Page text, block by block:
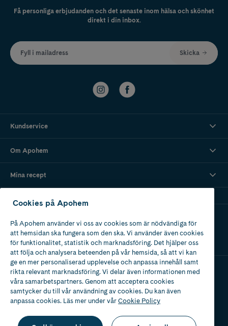
Få personliga erbjudanden och det senaste inom hälsa och skönhet
direkt i din inbox.
Fyll i mailadress Skicka
Kundservice
Om Apohem
Mina recept
Apotek med tillstånd
av Läkemedelsverket
Cookies på Apohem
På Apohem använder vi oss av cookies som är nödvändiga för
att hemsidan ska fungera som den ska. Vi använder även cookies
för funktionalitet, statistik och marknadsföring. Det hjälper oss
att följa och analysera beteenden på vår hemsida, så att vi kan
ge en mer personaliserad upplevelse och anpassa innehåll samt
rikta relevant marknadsföring. Vi delar även informationen med
våra samarbetspartners. Genom att acceptera cookies
samtycker du till vår användning av cookies. Du kan även
anpassa cookies. Läs mer under vårCookie Policy